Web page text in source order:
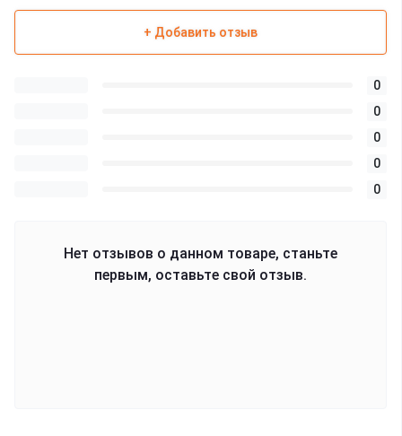
+ Добавить отзыв
0
0
0
0
0
Нет отзывов о данном товаре, станьте
первым, оставьте свой отзыв.